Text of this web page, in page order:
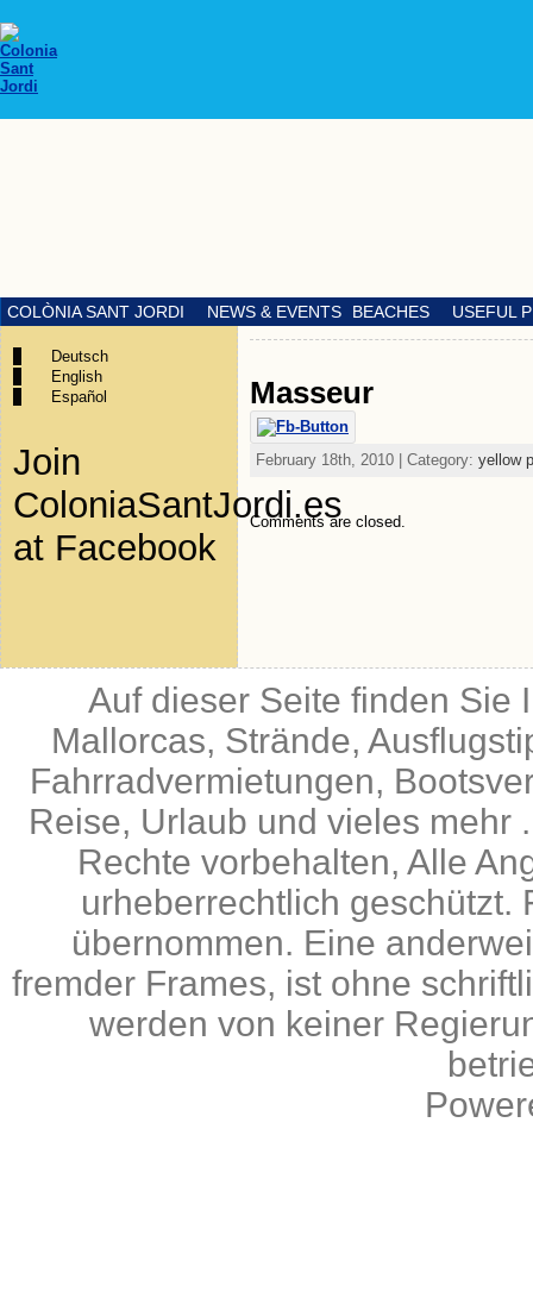
COLÒNIA SANT JORDI NEWS & EVENTS BEACHES USEFUL
Deutsch
English
Español
Join
ColoniaSantJordi.es
at Facebook
«Ärzte
Masseur
February 18th, 2010 | Category: yellow
Comments are closed.
Auf dieser Seite finden Sie
Mallorcas, Strände,
Fahrradvermietungen,
Reise, Urlaub und vieles mehr
Rechte vorbehalten, Alle
urheberrechtlich geschützt.
übernommen. Eine
fremder Frames, ist ohne
werden von keiner